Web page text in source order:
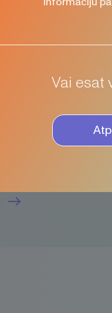
Materiāls
Informāciju
Vai esat